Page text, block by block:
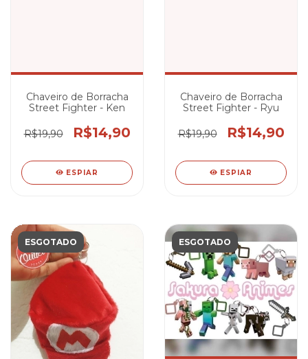
Chaveiro de Borracha
Street Fighter - Ken
R$19,90 R$14,90
ESPIAR
Chaveiro de Borracha
Street Fighter - Ryu
R$19,90 R$14,90
ESPIAR
ESGOTADO ESGOTADO